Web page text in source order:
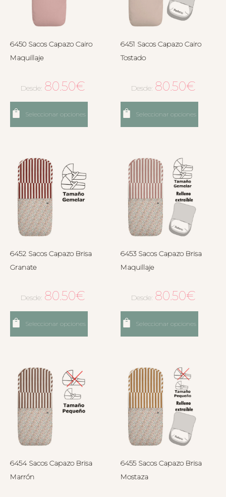
6450 Sacos Capazo Cairo
Maquillaje
Desde: 80.50€
Seleccionar opciones
6451 Sacos Capazo Cairo
Tostado
Desde: 80.50€
Seleccionar opciones
6452 Sacos Capazo Brisa
Granate
Desde: 80.50€
Seleccionar opciones
6453 Sacos Capazo Brisa
Maquillaje
Desde: 80.50€
Seleccionar opciones
6454 Sacos Capazo Brisa
Marrón
6455 Sacos Capazo Brisa
Mostaza